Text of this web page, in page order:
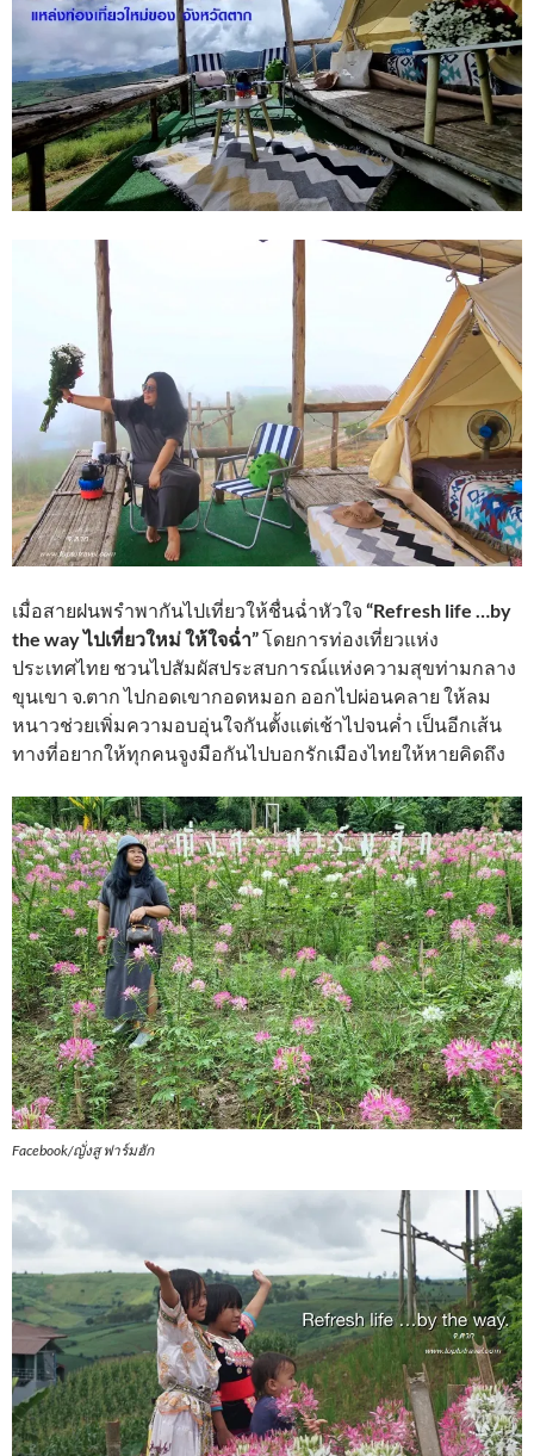
เมื่อสายฝนพรำพากันไปเที่ยวให้ชื่นฉ่ำหัวใจ “Refresh life …by
the way ไปเที่ยวใหม่ ให้ใจฉ่ำ”โดยการท่องเที่ยวแห่ง
ประเทศไทย ชวนไปสัมผัสประสบการณ์แห่งความสุขท่ามกลาง
ขุนเขา จ.ตาก ไปกอดเขากอดหมอก ออกไปผ่อนคลาย ให้ลม
หนาวช่วยเพิ่มความอบอุ่นใจกันตั้งแต่เช้าไปจนค่ำ เป็นอีกเส้น
ทางที่อยากให้ทุกคนจูงมือกันไปบอกรักเมืองไทยให้หายคิดถึง
Facebook/ญั่งสู ฟาร์มฮัก